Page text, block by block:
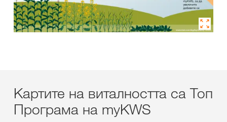
Картите на виталността са Топ
Програма на myKWS